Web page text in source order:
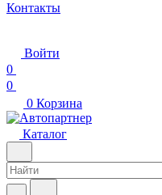
Контакты
Войти
0
0
0 Корзина
Каталог